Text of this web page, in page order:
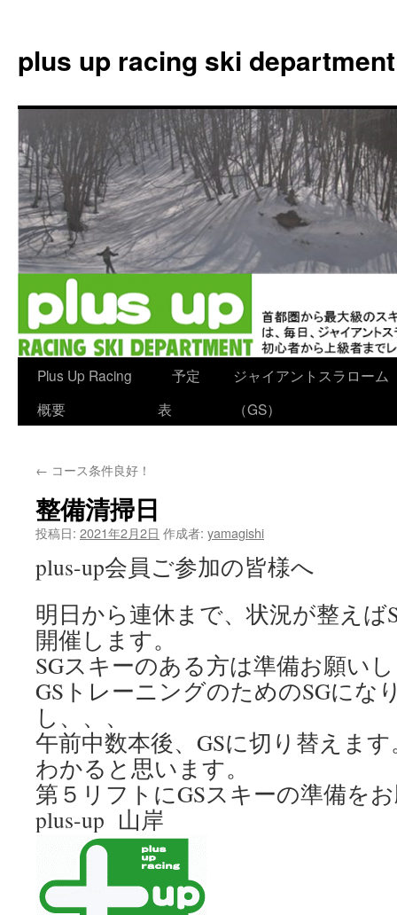
plus up racing ski department
ン
ン
ツ
へ
ス
キ
プ
Plus Up Racing
概要
予定
表
ジャイアントスラローム
（GS）
← コース条件良好！
整備清掃日
投稿日: 2021年2月2日 作成者: yamagishi
plus-up会員ご参加の皆様へ
明日から連休まで、状況が整えば
開催します。
SGスキーのある方は準備お願い
GSトレーニングのためのSGにな
し、、、
午前中数本後、GSに切り替えま
わかると思います。
第５リフトにGSスキーの準備を
plus-up 山岸